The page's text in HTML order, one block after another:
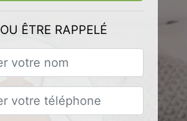
OU ÊTRE RAPPELÉ